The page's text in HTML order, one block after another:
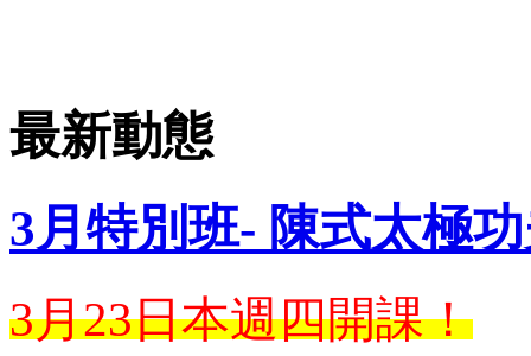
最新動態
3月特別班- 陳式太極
3月23日本週四開課！